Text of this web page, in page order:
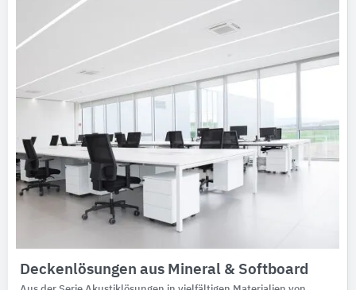
Deckenlösungen aus Mineral & Softboard